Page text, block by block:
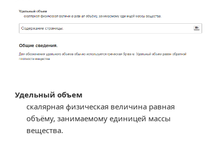
Удельный объем
скалярная физическая величина равная
объёму, занимаемому единицей массы
вещества.